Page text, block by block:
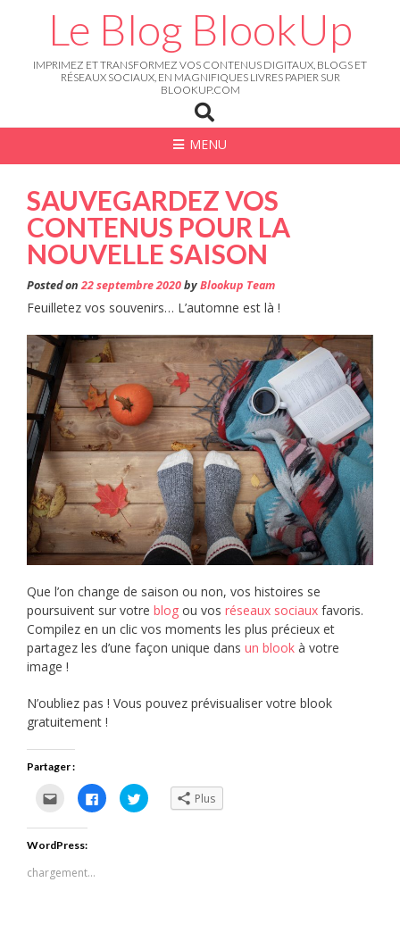
Le Blog BlookUp
IMPRIMEZ ET TRANSFORMEZ VOS CONTENUS DIGITAUX, BLOGS ET
RÉSEAUX SOCIAUX, EN MAGNIFIQUES LIVRES PAPIER SUR
BLOOKUP.COM
MENU
SAUVEGARDEZ VOS
CONTENUS POUR LA
NOUVELLE SAISON
Posted on22 septembre 2020byBlookup Team
Feuilletez vos souvenirs… L’automne est là !
Que l’on change de saison ou non, vos histoires se
poursuivent sur votre blog ou vos réseaux sociaux favoris.
Compilez en un clic vos moments les plus précieux et
partagez les d’une façon unique dans un blook à votre
image !
N’oubliez pas ! Vous pouvez prévisualiser votre blook
gratuitement !
Partager :
Cliquez
pour
envoyer
par
e-
mail
un
ami(ouvre
Cliquez
pour
partager
Cliquez
pour Plus
WordPress:
chargement…